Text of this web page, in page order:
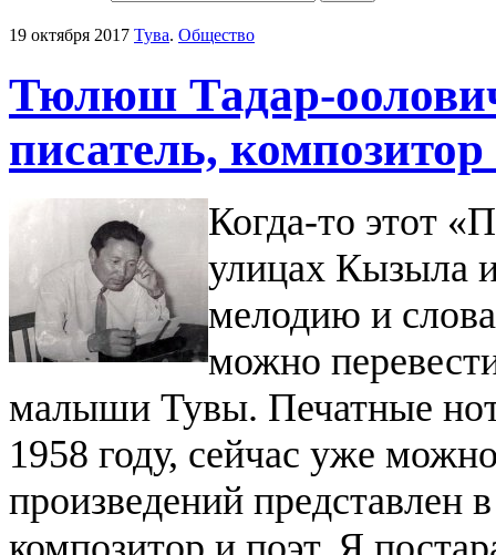
19 октября 2017 Тува. Общество
Тюлюш Тадар-
писатель, композитор
Когда-то этот
улицах Кызыла
мелодию и
можно
малыши Тувы. Печатные
1958 году, сейчас уже
произведений представлен